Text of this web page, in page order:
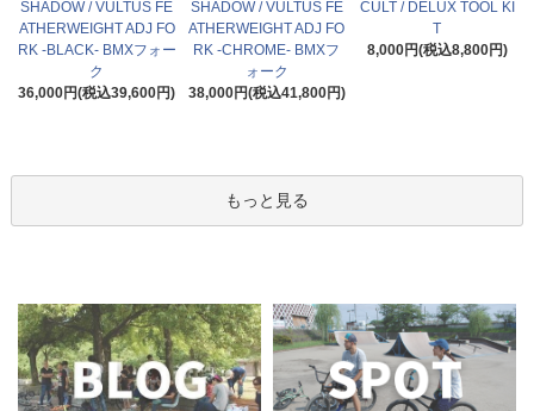
SHADOW / VULTUS FE
ATHERWEIGHT ADJ FO
RK -BLACK- BMXフォー
ク
36,000円(税込39,600円)
SHADOW / VULTUS FE
ATHERWEIGHT ADJ FO
RK -CHROME- BMXフ
ォーク
38,000円(税込41,800円)
CULT / DELUX TOOL KI
T
8,000円(税込8,800円)
もっと見る